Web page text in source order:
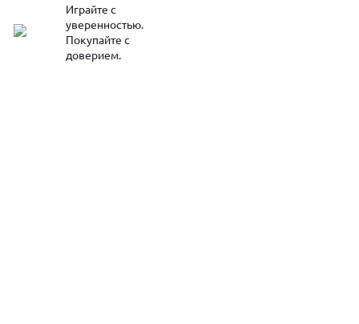
Играйте с
уверенностью.
Покупайте с
доверием.